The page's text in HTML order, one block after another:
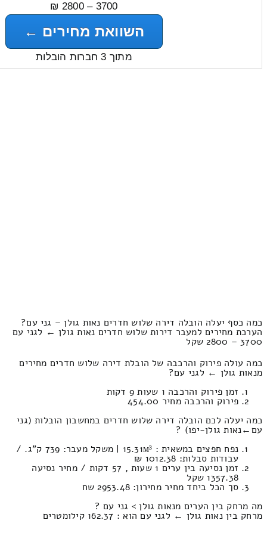
3700 – 2800 ₪
השוואת מחירים ←
מתוך 3 חברות הובלות
כמה כסף יעלה הובלה דירה שלוש חדרים נאות גולן – גני עם?
הערכת מחירים למעבר דירות שלוש חדרים נאות גולן ← לגני עם
3700 – 2800 שקל
כמה עולה פירוק והרכבה של הובלת דירה שלוש חדרים מחירים
מנאות גולן ← לגני עם?
זמן פירוק והרכבה 1 שעות 9 דקות
פירוק והרכבה מחיר 454.00
כמה יעלה לכם הובלה דירה שלוש חדרים במחשבון הובלות (גני
עם‎←‏נאות גולן-יפו) ?
נפח חפצים במשאית : 15.31м³ | משקל מעבר: 739 ק”ג. /
עבודות סבלות: 1012.38 ₪
זמן נסיעה בין ערים 1 שעות , 57 דקות / מחיר נסיעה
1357.38 שקל
סך הכל ביחד מחיר מחירון: 2953.48 שח
מה מרחק בין הערים מנאות גולן > גני עם ?
מרחק בין נאות גולן ← לגני עם הוא : 162.37 קילומטרים